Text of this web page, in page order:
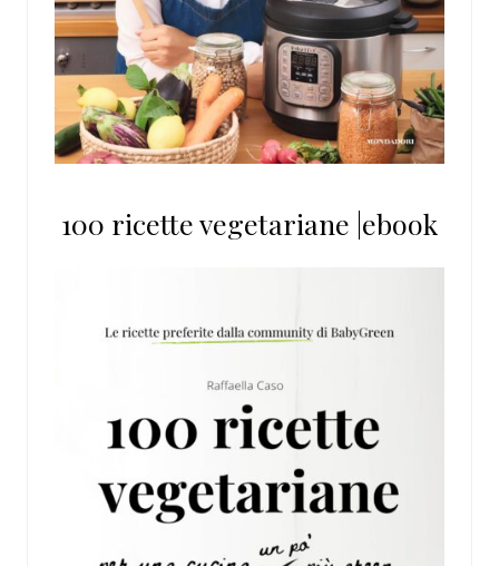
100 ricette vegetariane |ebook